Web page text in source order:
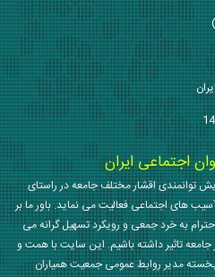
اجتماعی ایران
توانمندی اقشار مختلف جامعه در راستای
های اجتماعی فعالیت می نماید. باور ما بر
به خرد جمعی و رویکرد تسهیل گرانه می
تاثیر داشته باشیم. این سایت با همت و
مدیر روابط عمومی جمعیت همیاران